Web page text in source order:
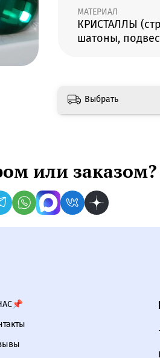
МАТЕРИАЛ
КРИСТАЛЛЫ
шатоны,
Выбрать
или